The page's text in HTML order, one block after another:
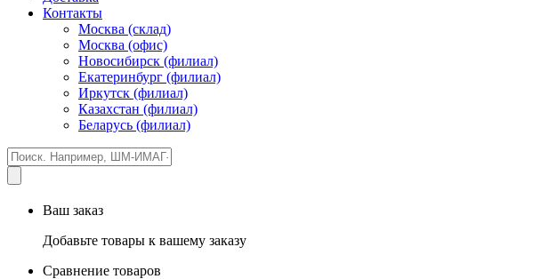
Контакты
Москва (склад)
Москва (офис)
Новосибирск (филиал)
Екатеринбург (филиал)
Иркутск (филиал)
Казахстан (филиал)
Беларусь (филиал)
Ваш заказ
Добавьте товары к вашему заказу
Сравнение товаров